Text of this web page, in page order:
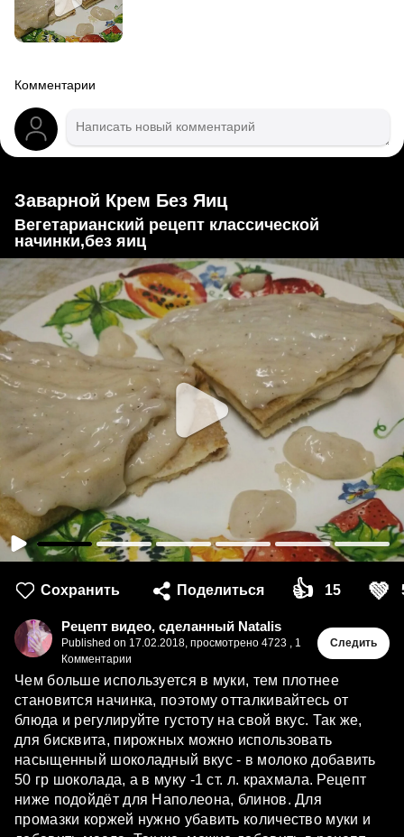
Комментарии
Заварной Крем Без Яиц
Вегетарианский рецепт классической
начинки,без яиц
Сохранить Поделиться 👍 15 💚
Рецепт видео, сделанный Natalis
Published on 17.02.2018, просмотрено 4723 , 1
Комментарии
Следить
Чем больше используется в муки, тем плотнее
становится начинка, поэтому отталкивайтесь от
блюда и регулируйте густоту на свой вкус. Так же,
для бисквита, пирожных можно использовать
насыщенный шоколадный вкус - в молоко добавить
50 гр шоколада, а в муку -1 ст. л. крахмала. Рецепт
ниже подойдёт для Наполеона, блинов. Для
промазки коржей нужно убавить количество муки и